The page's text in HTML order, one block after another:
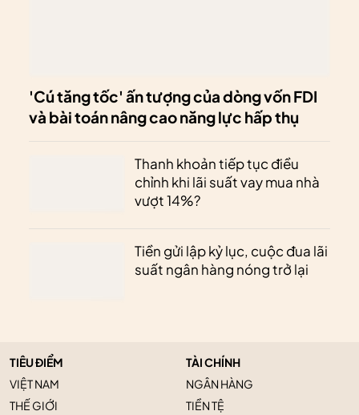
'Cú tăng tốc' ấn tượng của dòng vốn FDI
và bài toán nâng cao năng lực hấp thụ
Thanh khoản tiếp tục điều
chỉnh khi lãi suất vay mua nhà
vượt 14%?
Tiền gửi lập kỷ lục, cuộc đua lãi
suất ngân hàng nóng trở lại
TIÊU ĐIỂM
VIỆT NAM
THẾ GIỚI
TÀI CHÍNH
NGÂN HÀNG
TIỀN TỆ